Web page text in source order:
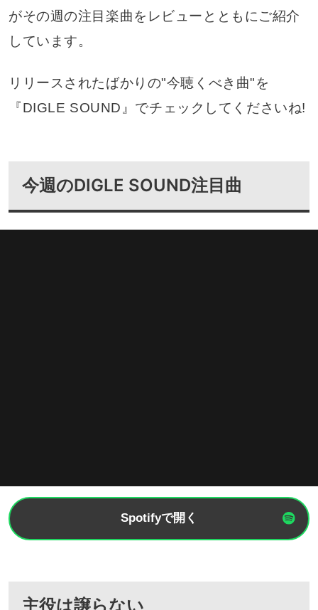
がその週の注目楽曲をレビューとともにご紹介
しています。
リリースされたばかりの"今聴くべき曲"を
『DIGLE SOUND』でチェックしてくださいね!
今週のDIGLE SOUND注目曲
Spotifyで開く
主役は譲らない